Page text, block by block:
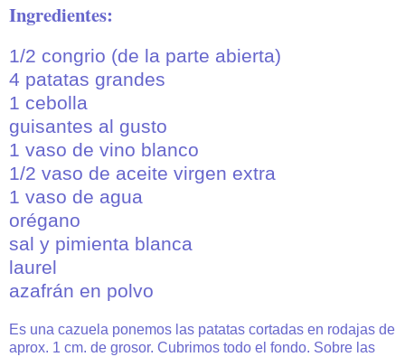
Ingredientes:
1/2 congrio (de la parte abierta)
4 patatas grandes
1 cebolla
guisantes al gusto
1 vaso de vino blanco
1/2 vaso de aceite virgen extra
1 vaso de agua
orégano
sal y pimienta blanca
laurel
azafrán en polvo
Es una cazuela ponemos las patatas cortadas en rodajas de
aprox. 1 cm. de grosor. Cubrimos todo el fondo. Sobre las